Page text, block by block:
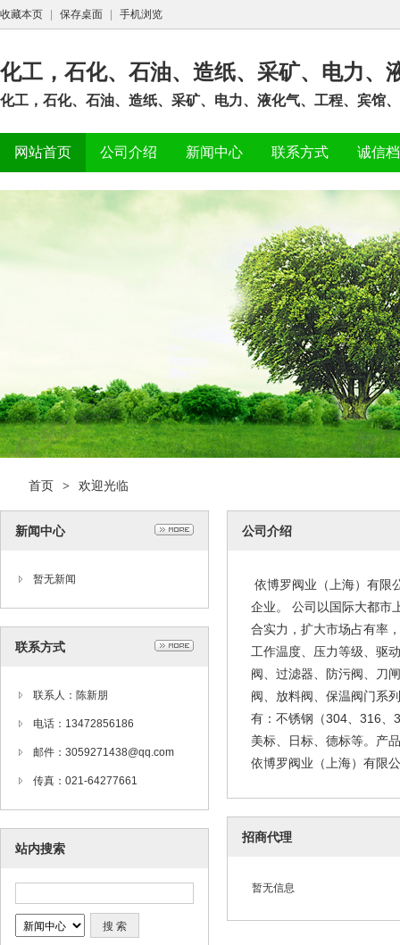
收藏本页 保存桌面 手机浏览
化工，石化、石油、造纸、采矿、电力、
化工，石化、石油、造纸、采矿、电力、液化气、工程、宾馆
网站首页 公司介绍 新闻中心 联系方式 诚信
首页 > 欢迎光临
新闻中心
暂无新闻
联系方式
联系人：陈新朋
电话：13472856186
邮件：3059271438@qq.com
传真：021-64277661
站内搜索
公司介绍
依博罗阀业（上海）有限
企业。 公司以国际大都市
合实力，扩大市场占有率
工作温度、压力等级、驱
阀、过滤器、防污阀、刀
阀、放料阀、保温阀门系
有：不锈钢（304、316、
美标、日标、德标等。产
依博罗阀业（上海）有限
招商代理
暂无信息